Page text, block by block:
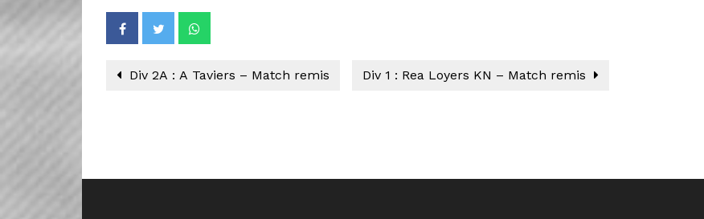
Div 2A : A Taviers – Match remis Div 1 : Rea Loyers KN – Match remis